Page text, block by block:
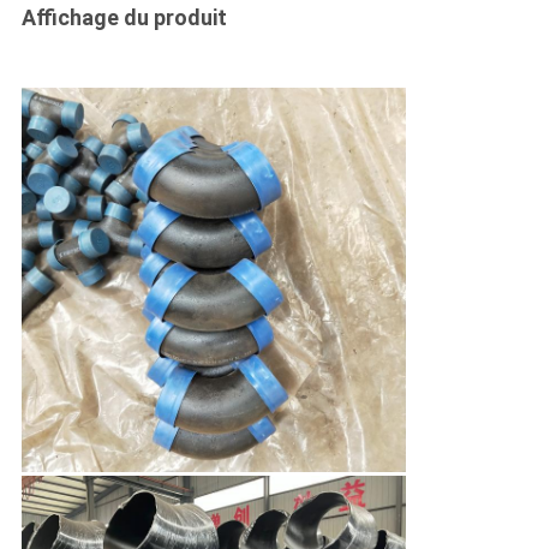
Affichage du produit